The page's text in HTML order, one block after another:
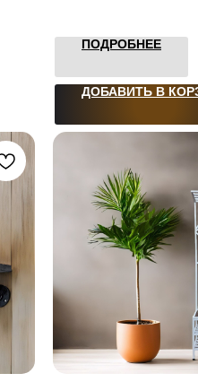
ПОДРОБНЕЕ
ДОБАВИТЬ В